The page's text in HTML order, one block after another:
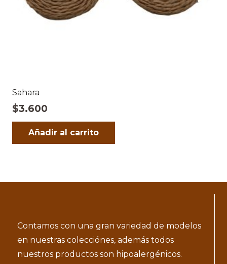
Sahara
$3.600
Añadir al carrito
Contamos con una gran variedad de modelos
en nuestras colecciónes, además todos
nuestros productos son hipoalergénicos.